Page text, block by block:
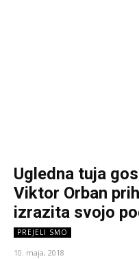
Ugledna tuja
Viktor Orban
izrazita svojo
PREJELI SMO
10. maja, 2018